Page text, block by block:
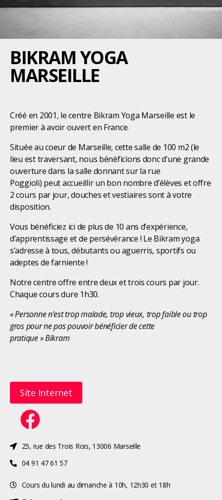
BIKRAM YOGA
MARSEILLE
Créé en 2001, le centre Bikram Yoga Marseille est le
premier à avoir ouvert en France.
Située au coeur de Marseille, cette salle de 100 m2 (le
lieu est traversant, nous bénéficions donc d’une grande
ouverture dans la salle donnant sur la rue
Poggioli) peut accueillir un bon nombre d’élèves et offre
2 cours par jour, douches et vestiaires sont à votre
disposition.
Vous bénéficiez ici de plus de 10 ans d’expérience,
d’apprentissage et de persévérance ! Le Bikram yoga
s’adresse à tous, débutants ou aguerris, sportifs ou
adeptes de farniente !
Notre centre offre entre deux et trois cours par jour.
Chaque cours dure 1h30.
« Personne n’est trop malade, trop vieux, trop faible ou trop
grospour ne pas pouvoir bénéficier de cette
pratique »Bikram
Site Internet
25, rue des Trois Rois, 13006 Marseille
04 91 47 61 57
Cours du lundi au dimanche à 10h, 12h30 et 18h